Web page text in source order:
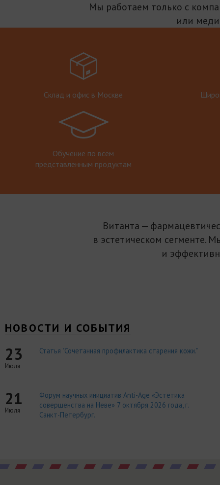
Мы работаем только с
или
Склад и офис в Москве
Обучение по всем
представленным продуктам
Витанта —
в эстетическом сегменте.
и
НОВОСТИ И СОБЫТИЯ
23
Июля
Статья "Сочетанная профилактика старения кожи."
21
Июля
Форум научных инициатив Anti-Age «Эстетика
совершенства на Неве» 7 октября 2026 года, г.
Санкт-Петербург.